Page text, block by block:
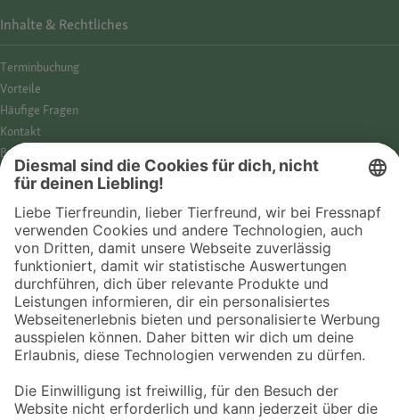
Inhalte & Rechtliches
Termin­buchung
Vorteile
Häufige Fragen
Kontakt
Barrierefreiheit
Impressum
Datenschutz­hinweise
Cookies
AGB
Entdecke Fressnapf
Tierversicherung
GPS-Tracker
Fressnapf Salon
Online-Shop